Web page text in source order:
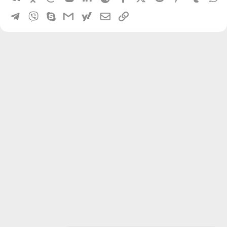
Telegram
Viber SkypeGmailyahoomailЭлектронная почта